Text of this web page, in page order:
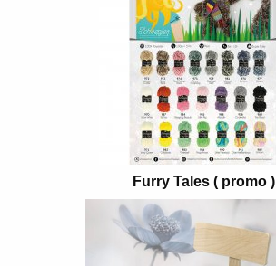
Furry Tales ( promo )